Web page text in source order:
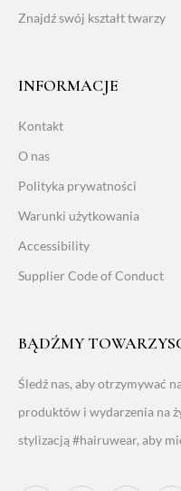
Znajdź swój kształt twarzy
INFORMACJE
Kontakt
O nas
Polityka prywatności
Warunki użytkowania
Accessibility
Supplier Code of Conduct
BĄDŹMY
Śledź nas, aby otrzymywać
produktów i wydarzenia na
stylizacją #hairuwear, aby